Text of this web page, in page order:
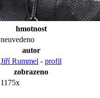
hmotnost
neuvedeno
autor
Jiří Rummel - profil
zobrazeno
1175x